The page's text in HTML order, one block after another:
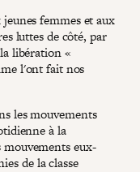
femmes et aux
luttes de côté, par
libération «
l'ont fait nos
les mouvements
à la
eux-
de la classe